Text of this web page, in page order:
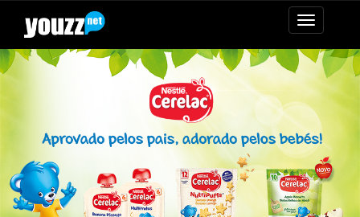
mudar